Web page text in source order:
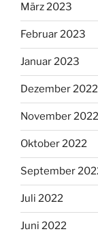
März 2023
Februar 2023
Januar 2023
Dezember 2022
November 2022
Oktober 2022
September
Juli 2022
Juni 2022